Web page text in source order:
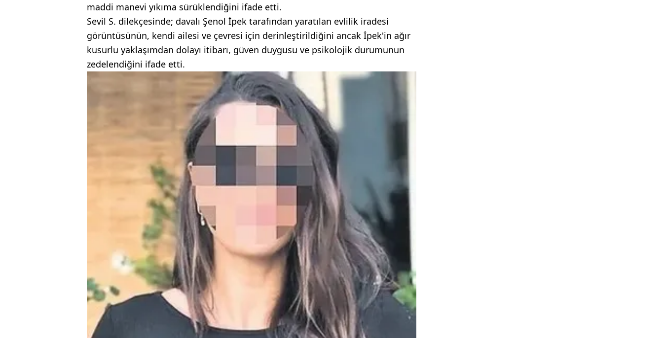
maddi manevi yıkıma sürüklendiğini ifade etti.
Sevil S. dilekçesinde; davalı Şenol İpek tarafından yaratılan evlilik iradesi
görüntüsünün, kendi ailesi ve çevresi için derinleştirildiğini ancak İpek'in ağır
kusurlu yaklaşımdan dolayı itibarı, güven duygusu ve psikolojik durumunun
zedelendiğini ifade etti.